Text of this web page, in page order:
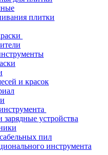
плитки
и красок
устройства
пил
инструмента